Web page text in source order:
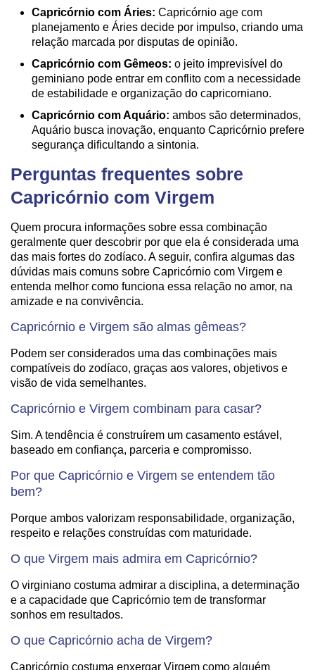
Capricórnio com Áries: Capricórnio age com
planejamento e Áries decide por impulso, criando uma
relação marcada por disputas de opinião.
Capricórnio com Gêmeos: o jeito imprevisível do
geminiano pode entrar em conflito com a necessidade
de estabilidade e organização do capricorniano.
Capricórnio com Aquário: ambos são determinados,
Aquário busca inovação, enquanto Capricórnio prefere
segurança dificultando a sintonia.
Perguntas frequentes sobre
Capricórnio com Virgem
Quem procura informações sobre essa combinação
geralmente quer descobrir por que ela é considerada uma
das mais fortes do zodíaco. A seguir, confira algumas das
dúvidas mais comuns sobre Capricórnio com Virgem e
entenda melhor como funciona essa relação no amor, na
amizade e na convivência.
Capricórnio e Virgem são almas gêmeas?
Podem ser considerados uma das combinações mais
compatíveis do zodíaco, graças aos valores, objetivos e
visão de vida semelhantes.
Capricórnio e Virgem combinam para casar?
Sim. A tendência é construírem um casamento estável,
baseado em confiança, parceria e compromisso.
Por que Capricórnio e Virgem se entendem tão
bem?
Porque ambos valorizam responsabilidade, organização,
respeito e relações construídas com maturidade.
O que Virgem mais admira em Capricórnio?
O virginiano costuma admirar a disciplina, a determinação
e a capacidade que Capricórnio tem de transformar
sonhos em resultados.
O que Capricórnio acha de Virgem?
Capricórnio costuma enxergar Virgem como alguém